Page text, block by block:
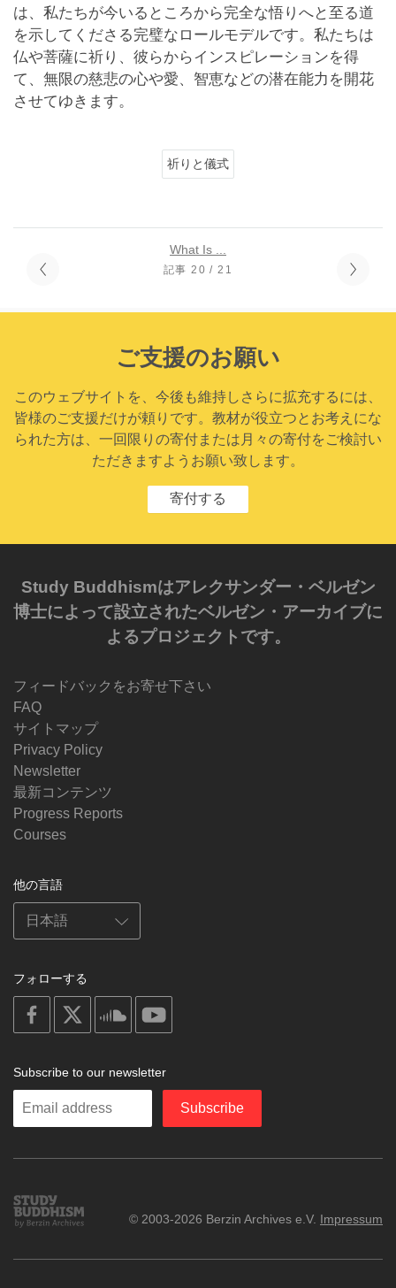
は、私たちが今いるところから完全な悟りへと至る道
を示してくださる完璧なロールモデルです。私たちは
仏や菩薩に祈り、彼らからインスピレーションを得
て、無限の慈悲の心や愛、智恵などの潜在能力を開花
させてゆきます。
祈りと儀式
What Is ...
記事 20 / 21
ご支援のお願い
このウェブサイトを、今後も維持しさらに拡充するには、
皆様のご支援だけが頼りです。教材が役立つとお考えにな
られた方は、一回限りの寄付または月々の寄付をご検討い
ただきますようお願い致します。
寄付する
Study Buddhismはアレクサンダー・ベルゼン
博士によって設立されたベルゼン・アーカイブに
よるプロジェクトです。
フィードバックをお寄せ下さい
FAQ
サイトマップ
Privacy Policy
Newsletter
最新コンテンツ
Progress Reports
Courses
他の言語
フォローする
on
facebook
soundcloud
Subscribe to our newsletter
Enter
Subscribe
Study
Buddhism
© 2003-2026 Berzin Archives e.V. Impressum